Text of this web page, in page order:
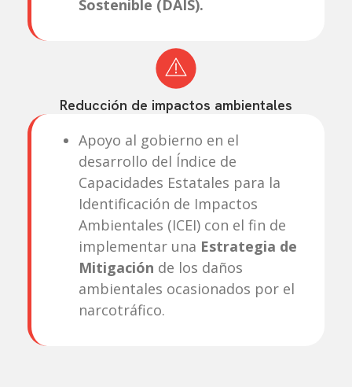
Sostenible (DAIS).
Reducción de impactos ambientales
Apoyo al gobierno en el
desarrollo del Índice de
Capacidades Estatales para la
Identificación de Impactos
Ambientales (ICEI) con el fin de
implementar una Estrategia de
Mitigación de los daños
ambientales ocasionados por el
narcotráfico.